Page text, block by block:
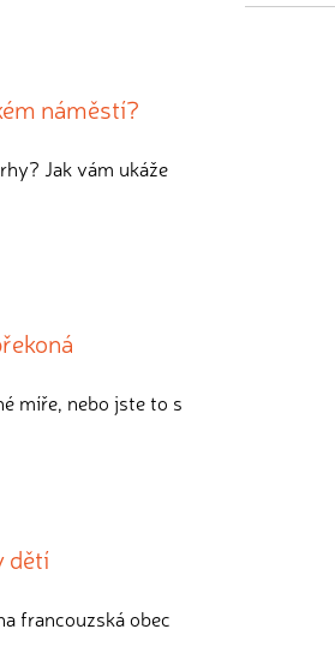
náměstí?
Jak vám ukáže
míře, nebo jste to s
dětí
francouzská obec